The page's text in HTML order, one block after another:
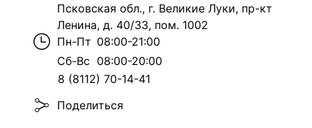
Псковская обл., г. Великие Луки, пр-кт
Ленина, д. 40/33, пом. 1002
Пн-Пт 08:00-21:00
Сб-Вс 08:00-20:00
8 (8112) 70-14-41
Поделиться